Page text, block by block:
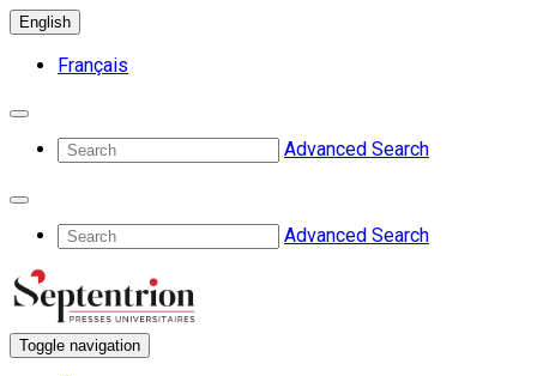
English
Français
Advanced Search
Advanced Search
Toggle navigation